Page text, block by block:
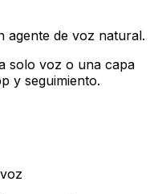
agente de voz natural.
solo voz o una capa
y seguimiento.